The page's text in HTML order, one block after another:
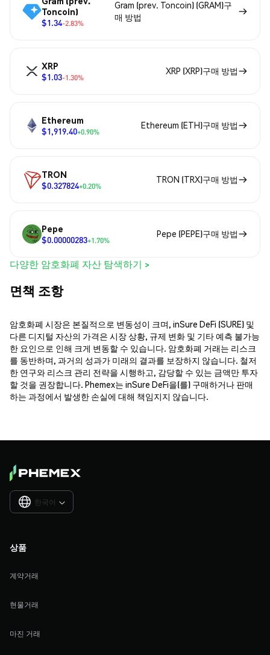
Toncoin)
$1.34-2.83%
Gram (prev. Toncoin) (GRAM)구
매 방법
XRP
$1.03-1.30%
XRP (XRP)구매 방법
Ethereum
$1,919.40+0.90%
Ethereum (ETH)구매 방법
TRON
$0.327824+0.20%
TRON (TRX)구매 방법
Pepe
$0.00000283+1.70%
Pepe (PEPE)구매 방법
다양한 암호화폐 자산 탐색하기 >
면책 조항
암호화폐 시장은 본질적으로 변동성이 크며, inSure DeFi (SURE) 및
다른 디지털 자산의 가격은 시장 상황, 규제 변화 및 기타 예측 불가능
한 요인으로 인해 크게 변동할 수 있습니다. 암호화폐 거래는 리스크
를 동반하며, 과거의 성과가 미래의 결과를 보장하지 않습니다. 철저
한 연구와 리스크 관리 전략을 시행하고, 감당할 수 있는 금액만 투자
할 것을 권장합니다. Phemex는 inSure DeFi을(를) 구매하거나 판매
하는 과정에서 발생한 손실에 대해 책임지지 않습니다.
한국어 
상품
계약거래
현물거래
마진 거래